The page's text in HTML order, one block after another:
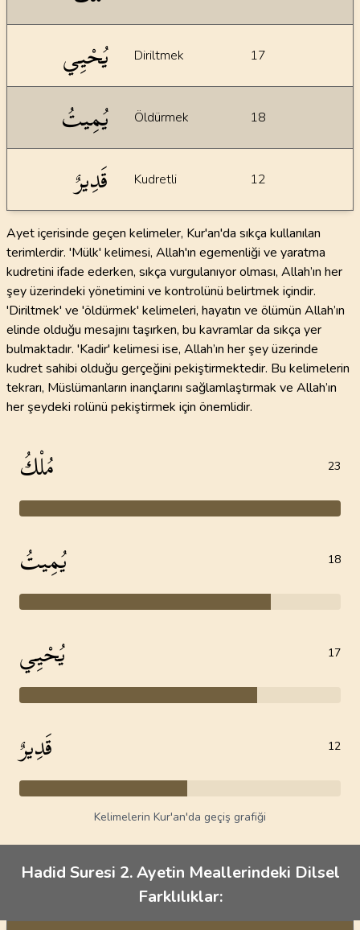
يُحْيِي Diriltmek 17
يُمِيتُ Öldürmek 18
قَدِيرٌ Kudretli 12
Ayet içerisinde geçen kelimeler, Kur'an'da sıkça kullanılan
terimlerdir. 'Mülk' kelimesi, Allah'ın egemenliği ve yaratma
kudretini ifade ederken, sıkça vurgulanıyor olması, Allah’ın her
şey üzerindeki yönetimini ve kontrolünü belirtmek içindir.
'Diriltmek' ve 'öldürmek' kelimeleri, hayatın ve ölümün Allah’ın
elinde olduğu mesajını taşırken, bu kavramlar da sıkça yer
bulmaktadır. 'Kadir' kelimesi ise, Allah’ın her şey üzerinde
kudret sahibi olduğu gerçeğini pekiştirmektedir. Bu kelimelerin
tekrarı, Müslümanların inançlarını sağlamlaştırmak ve Allah’ın
her şeydeki rolünü pekiştirmek için önemlidir.
مُلْكُ 23
يُمِيتُ 18
يُحْيِي 17
قَدِيرٌ 12
Kelimelerin Kur'an'da geçiş grafiği
Hadid Suresi 2. Ayetin Meallerindeki Dilsel
Farklılıklar: